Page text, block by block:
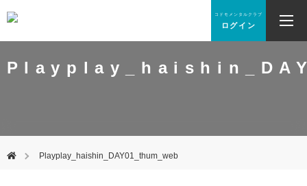
コドモメンタルクラブ
ログイン
Playplay_haishin_DAY01_thum_web